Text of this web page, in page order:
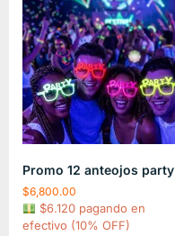
Promo 12 anteojos party
$6,800.00
$6.120 pagando en
efectivo (10% OFF)